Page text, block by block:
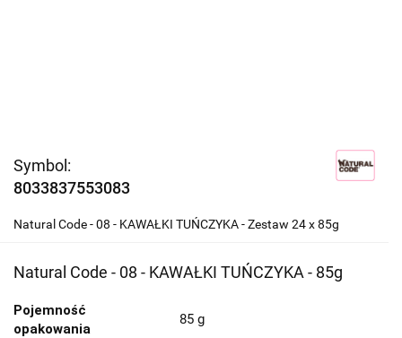
Symbol:
8033837553083
Natural Code - 08 - KAWAŁKI TUŃCZYKA - Zestaw 24 x 85g
Natural Code - 08 - KAWAŁKI TUŃCZYKA - 85g
Pojemność
opakowania
85 g